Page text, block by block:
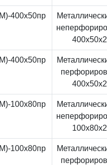
400x50пр
400x50пр
100x80пр
100x80пр